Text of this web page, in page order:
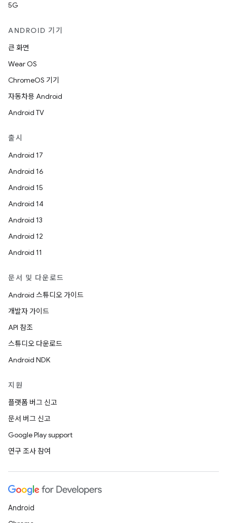
5G
ANDROID 기기
큰 화면
Wear OS
ChromeOS 기기
자동차용 Android
Android TV
출시
Android 17
Android 16
Android 15
Android 14
Android 13
Android 12
Android 11
문서 및 다운로드
Android 스튜디오 가이드
개발자 가이드
API 참조
스튜디오 다운로드
Android NDK
지원
플랫폼 버그 신고
문서 버그 신고
Google Play support
연구 조사 참여
Android